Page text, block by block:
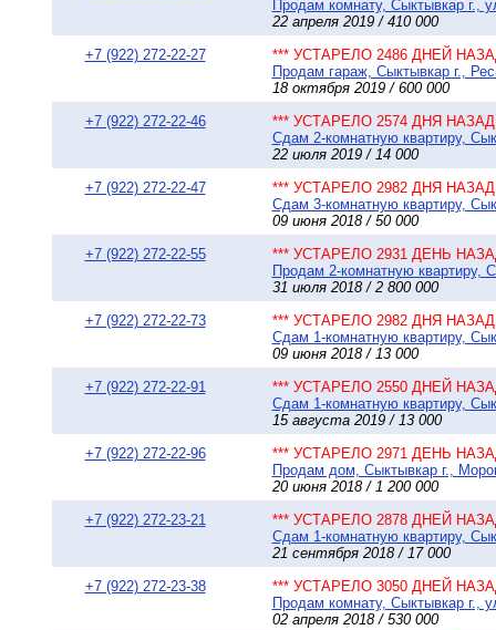
Продам комнату, Сыктывкар г.,
22 апреля 2019 / 410 000
+7 (922) 272-22-27
*** УСТАРЕЛО 2486 ДНЕЙ
Продам гараж, Сыктывкар г.,
18 октября 2019 / 600 000
+7 (922) 272-22-46
*** УСТАРЕЛО 2574 ДНЯ НАЗАД
Сдам 2-комнатную квартиру,
22 июля 2019 / 14 000
+7 (922) 272-22-47
*** УСТАРЕЛО 2982 ДНЯ НАЗАД
Сдам 3-комнатную квартиру,
09 июня 2018 / 50 000
+7 (922) 272-22-55
*** УСТАРЕЛО 2931 ДЕНЬ
Продам 2-комнатную квартиру,
31 июля 2018 / 2 800 000
+7 (922) 272-22-73
*** УСТАРЕЛО 2982 ДНЯ НАЗАД
Сдам 1-комнатную квартиру,
09 июня 2018 / 13 000
+7 (922) 272-22-91
*** УСТАРЕЛО 2550 ДНЕЙ
Сдам 1-комнатную квартиру,
15 августа 2019 / 13 000
+7 (922) 272-22-96
*** УСТАРЕЛО 2971 ДЕНЬ
Продам дом, Сыктывкар г.,
20 июня 2018 / 1 200 000
+7 (922) 272-23-21
*** УСТАРЕЛО 2878 ДНЕЙ
Сдам 1-комнатную квартиру,
21 сентября 2018 / 17 000
+7 (922) 272-23-38
*** УСТАРЕЛО 3050 ДНЕЙ
Продам комнату, Сыктывкар г.,
02 апреля 2018 / 530 000